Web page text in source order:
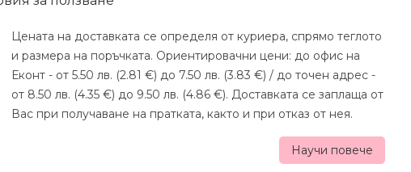
Цената на доставката се определя от куриера, спрямо теглото
и размера на поръчката. Ориентировачни цени: до офис на
Еконт - от 5.50 лв. (2.81 €) до 7.50 лв. (3.83 €) / до точен адрес -
от 8.50 лв. (4.35 €) до 9.50 лв. (4.86 €). Доставката се заплаща от
Вас при получаване на пратката, както и при отказ от нея.
Научи повече